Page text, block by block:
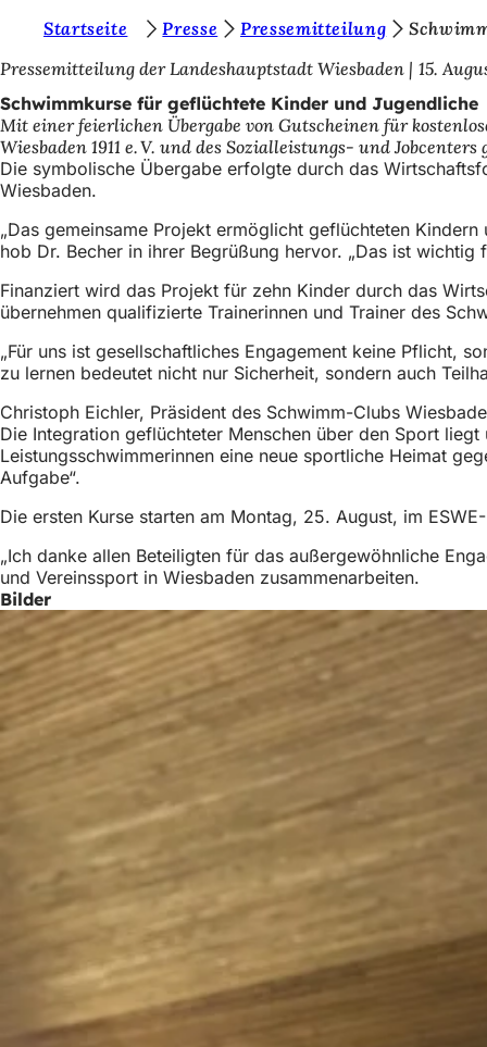
Inhalt anspringen
i
e
b
e
f
i
n
d
e
n
s
i
c
h
i
e
r
:
Startseite Presse Pressemitteilung
Pressemitteilung der Landeshauptstadt Wiesbaden
15.
Schwimmkurse für geflüchtete Kinder und Jugendliche
Mit einer feierlichen Übergabe von Gutscheinen für
Wiesbaden 1911 e. V. und des Sozialleistungs- und
Die symbolische Übergabe erfolgte durch das
Wiesbaden.
„Das gemeinsame Projekt ermöglicht geflüchteten
hob Dr. Becher in ihrer Begrüßung hervor. „Das ist
Finanziert wird das Projekt für zehn Kinder durch das
übernehmen qualifizierte Trainerinnen und Trainer des
„Für uns ist gesellschaftliches Engagement keine Pflicht,
zu lernen bedeutet nicht nur Sicherheit, sondern auch
Christoph Eichler, Präsident des Schwimm-Clubs
Die Integration geflüchteter Menschen über den Sport
Leistungsschwimmerinnen eine neue sportliche Heimat
Aufgabe“.
Die ersten Kurse starten am Montag, 25. August, im
„Ich danke allen Beteiligten für das außergewöhnliche
und Vereinssport in Wiesbaden zusammenarbeiten.
Bilder